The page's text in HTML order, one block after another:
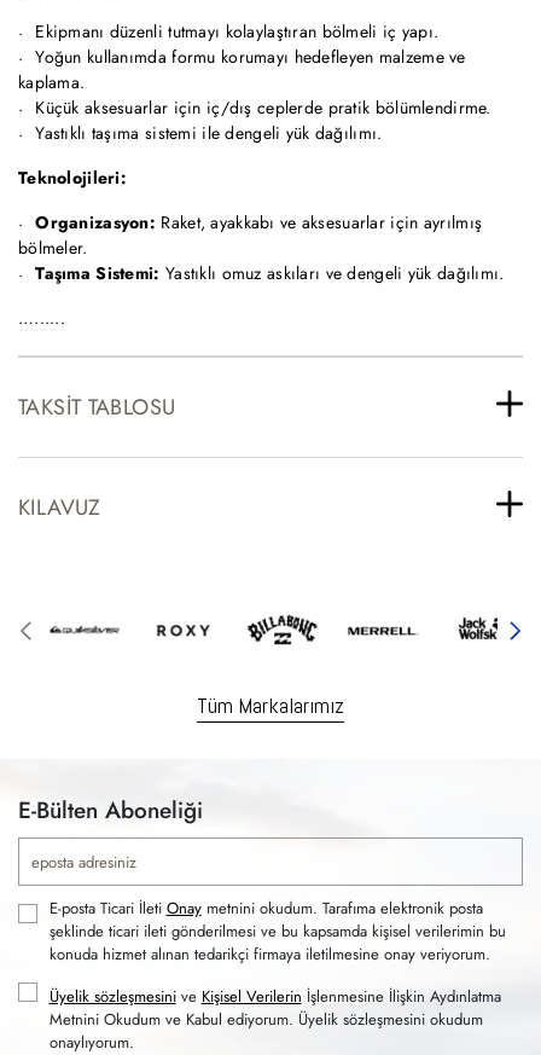
Ekipmanı düzenli tutmayı kolaylaştıran bölmeli iç yapı.
Yoğun kullanımda formu korumayı hedefleyen malzeme ve
kaplama.
Küçük aksesuarlar için iç/dış ceplerde pratik bölümlendirme.
Yastıklı taşıma sistemi ile dengeli yük dağılımı.
Teknolojileri:
Organizasyon: Raket, ayakkabı ve aksesuarlar için ayrılmış
bölmeler.
Taşıma Sistemi: Yastıklı omuz askıları ve dengeli yük dağılımı.
…......
TAKSIT TABLOSU
KILAVUZ
Tüm Markalarımız
E-Bülten Aboneliği
E-posta Ticari İleti Onaymetnini okudum. Tarafıma elektronik posta
şeklinde ticari ileti gönderilmesi ve bu kapsamda kişisel verilerimin bu
konuda hizmet alınan tedarikçi firmaya iletilmesine onay veriyorum.
Üyelik sözleşmesinive Kişisel Verilerin İşlenmesine İlişkin Aydınlatma
Metnini Okudum ve Kabul ediyorum. Üyelik sözleşmesini okudum
onaylıyorum.